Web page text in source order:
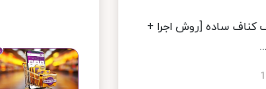
کناف ساده [روش اجرا +